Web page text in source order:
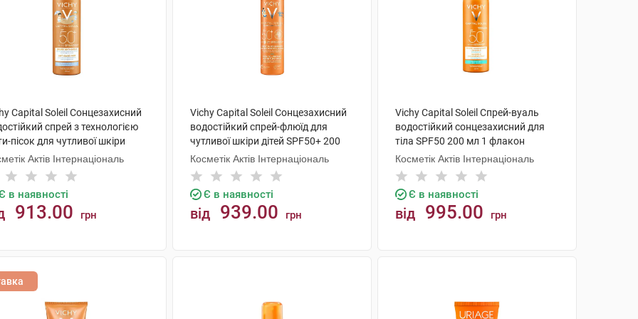
Capital Soleil Сонцезахисний
спрей з технологією
пісок для чутливої шкіри
SPF50+ 200 мл 1 флакон
Актів Інтернаціональ
в наявності
913.00 грн
Vichy Capital Soleil Сонцезахисний
водостійкий спрей-флюїд для
чутливої шкіри дітей SPF50+ 200
мл 1 флакон
Косметік Актів Інтернаціональ
Є в наявності
від 939.00 грн
Vichy Capital Soleil Спрей-вуаль
водостійкий сонцезахисний для
тіла SPF50 200 мл 1 флакон
Косметік Актів Інтернаціональ
Є в наявності
від 995.00 грн